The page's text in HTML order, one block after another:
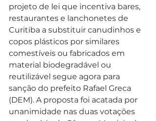
projeto de lei que incentiva bares,
restaurantes e lanchonetes de
Curitiba a substituir canudinhos e
copos plásticos por similares
comestíveis ou fabricados em
material biodegradável ou
reutilizável segue agora para
sanção do prefeito Rafael Greca
(DEM). A proposta foi acatada por
unanimidade nas duas votações